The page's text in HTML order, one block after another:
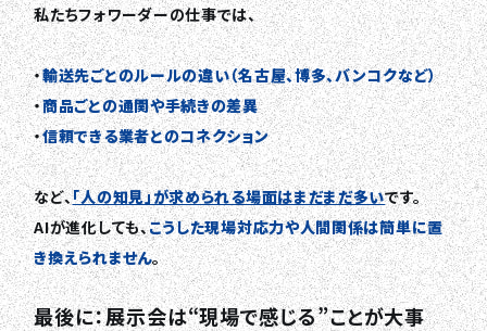
私たちフォワーダーの仕事では、
・輸送先ごとのルールの違い（名古屋、博多、バンコクなど）
・商品ごとの通関や手続きの差異
・信頼できる業者とのコネクション
など、「人の知見」が求められる場面はまだまだ多いです。
AIが進化しても、こうした現場対応力や人間関係は簡単に置
き換えられません。
最後に：展示会は“現場で感じる”ことが大事